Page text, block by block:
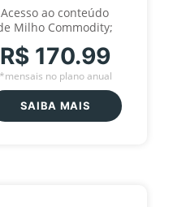
Acesso ao conteúdo
Milho Commodity;
R$ 170.99
*mensais no plano anual
SAIBA MAIS